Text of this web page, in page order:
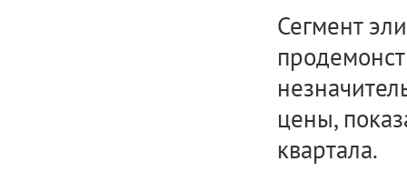
Сегмент
цены,
квартала.